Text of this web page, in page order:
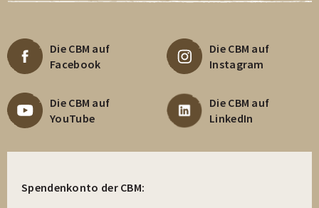
Die CBM auf
Facebook
Die CBM auf
Instagram
Die CBM auf
YouTube
Die CBM auf
LinkedIn
Spendenkonto der CBM: